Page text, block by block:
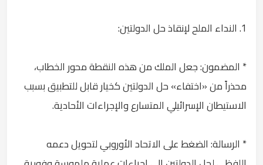
1. النداء الملح لإنقاذ حل الدولتين:
* المضمون: جعل الملك من هذه النقطة محور الخطاب،
محذراً من «اختفاء» حل الدولتين كخيار قابل للتطبيق بسبب
الاستيطان الإسرائيلي المتسارع والإجراءات الأحادية.
* الرسالة: الضغط على الاتحاد الأوروبي لتحويل دعمه